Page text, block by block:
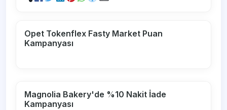
Opet Tokenflex Fasty Market Puan
Kampanyası
Magnolia Bakery'de %10 Nakit İade
Kampanyası